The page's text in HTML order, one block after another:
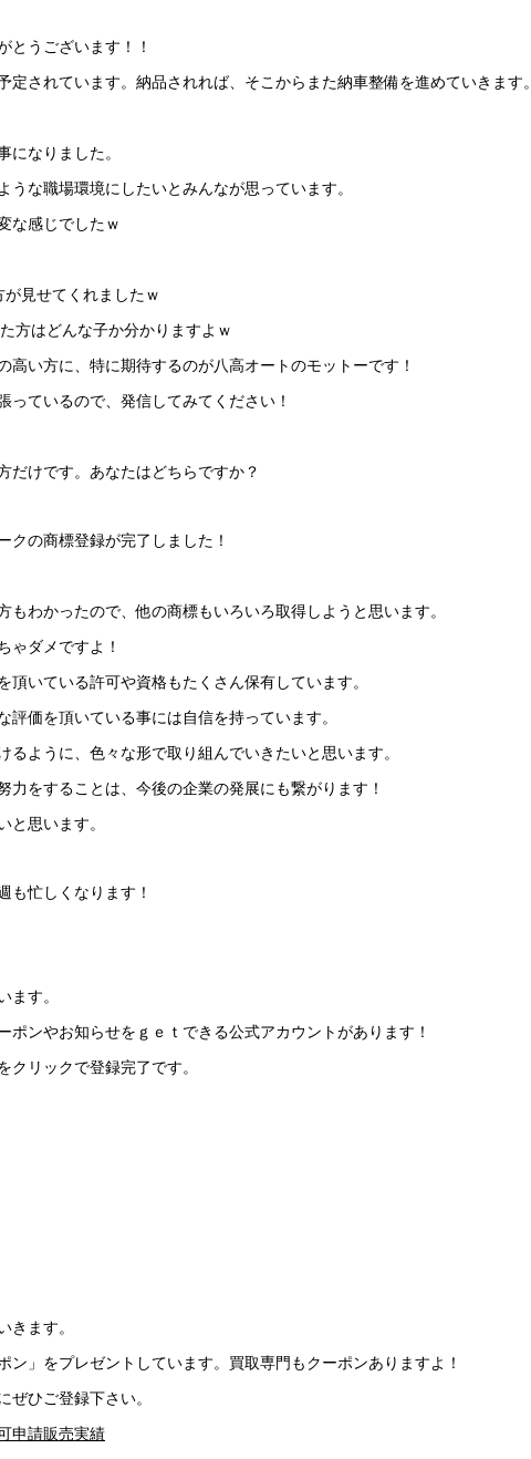
とうございます！！
されています。納品されれば、そこからまた納車整備を進めていきます。
になりました。
な職場環境にしたいとみんなが思っています。
な感じでしたｗ
見せてくれましたｗ
方はどんな子か分かりますよｗ
い方に、特に期待するのが八高オートのモットーです！
ているので、発信してみてください！
だけです。あなたはどちらですか？
クの商標登録が完了しました！
わかったので、他の商標もいろいろ取得しようと思います。
ゃダメですよ！
いている許可や資格もたくさん保有しています。
価を頂いている事には自信を持っています。
ように、色々な形で取り組んでいきたいと思います。
をすることは、今後の企業の発展にも繋がります！
と思います。
も忙しくなります！
ます。
ンやお知らせをｇｅｔできる公式アカウントがあります！
リックで登録完了です。
きます。
」をプレゼントしています。買取専門もクーポンありますよ！
ぜひご登録下さい。
申請販売実績